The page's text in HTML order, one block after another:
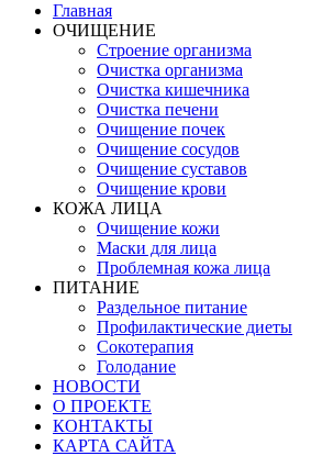
Главная
ОЧИЩЕНИЕ
Строение организма
Очистка организма
Очистка кишечника
Очистка печени
Очищение почек
Очищение сосудов
Очищение суставов
Очищение крови
КОЖА ЛИЦА
Очищение кожи
Маски для лица
Проблемная кожа лица
ПИТАНИЕ
Раздельное питание
Профилактические диеты
Сокотерапия
Голодание
НОВОСТИ
О ПРОЕКТЕ
КОНТАКТЫ
КАРТА САЙТА